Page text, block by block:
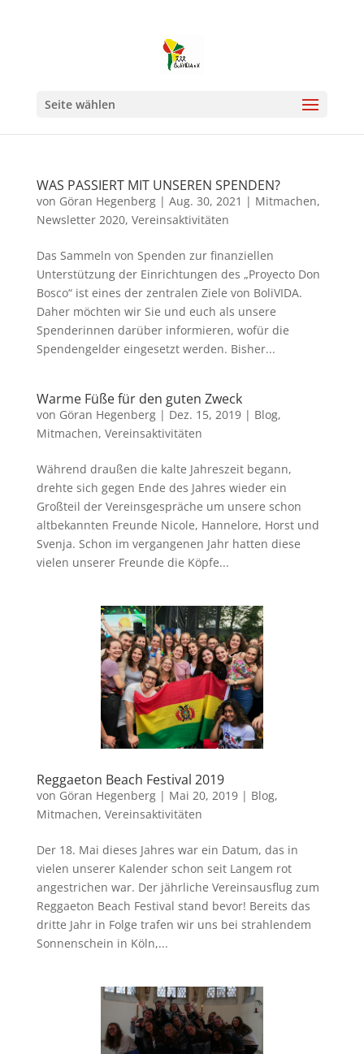
Seite wählen
WAS PASSIERT MIT UNSEREN SPENDEN?
von Göran Hegenberg| Aug. 30, 2021 | Mitmachen,
Newsletter 2020, Vereinsaktivitäten
Das Sammeln von Spenden zur finanziellen
Unterstützung der Einrichtungen des „Proyecto Don
Bosco“ ist eines der zentralen Ziele von BoliVIDA.
Daher möchten wir Sie und euch als unsere
Spenderinnen darüber informieren, wofür die
Spendengelder eingesetzt werden. Bisher...
Warme Füße für den guten Zweck
von Göran Hegenberg| Dez. 15, 2019| Blog,
Mitmachen, Vereinsaktivitäten
Während draußen die kalte Jahreszeit begann,
drehte sich gegen Ende des Jahres wieder ein
Großteil der Vereinsgespräche um unsere schon
altbekannten Freunde Nicole, Hannelore, Horst und
Svenja. Schon im vergangenen Jahr hatten diese
vielen unserer Freunde die Köpfe...
Reggaeton Beach Festival 2019
von Göran Hegenberg| Mai 20, 2019| Blog,
Mitmachen, Vereinsaktivitäten
Der 18. Mai dieses Jahres war ein Datum, das in
vielen unserer Kalender schon seit Langem rot
angestrichen war. Der jährliche Vereinsausflug zum
Reggaeton Beach Festival stand bevor! Bereits das
dritte Jahr in Folge trafen wir uns bei strahlendem
Sonnenschein in Köln,...